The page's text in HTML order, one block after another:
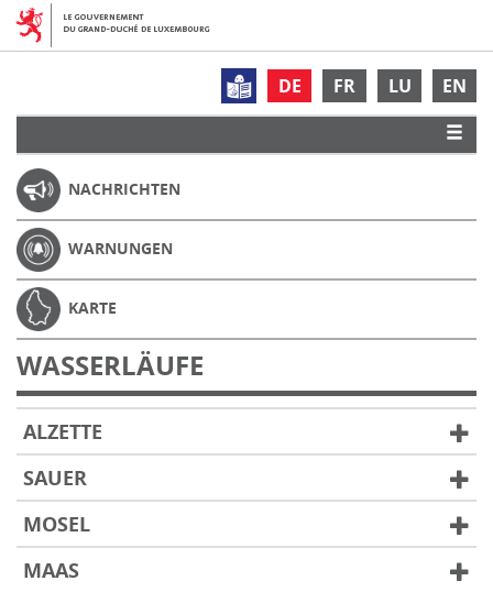
DE FR LU EN
NACHRICHTEN
WARNUNGEN
KARTE
WASSERLÄUFE
ALZETTE
SAUER
MOSEL
MAAS